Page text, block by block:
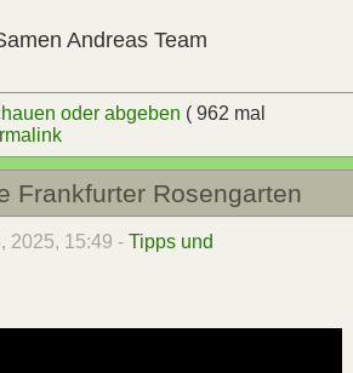
Andreas Team
oder abgeben ( 962 mal
Frankfurter Rosengarten
2025, 15:49 - Tipps und